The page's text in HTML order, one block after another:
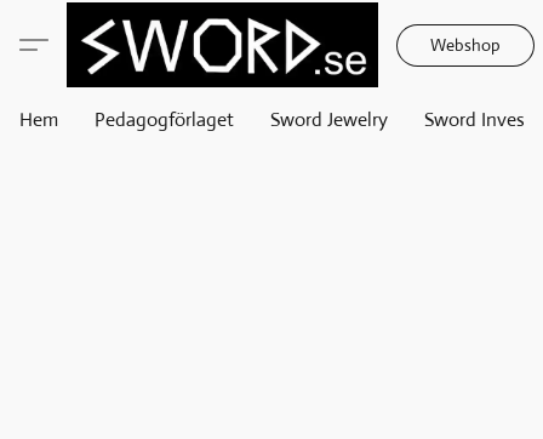
Webshop
Hem Pedagogförlaget Sword Jewelry Sword Invest